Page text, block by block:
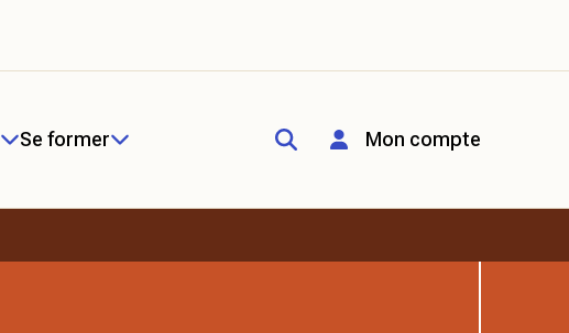
Se former Mon compte